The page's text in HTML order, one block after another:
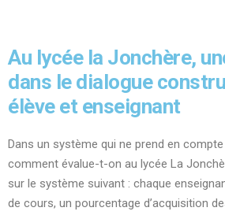
Au lycée la Jonchère,
dans le dialogue
élève et enseignant
Dans un système qui ne prend en
comment évalue-t-on au lycée La
sur le système suivant : chaque
de cours, un pourcentage d’acquisition